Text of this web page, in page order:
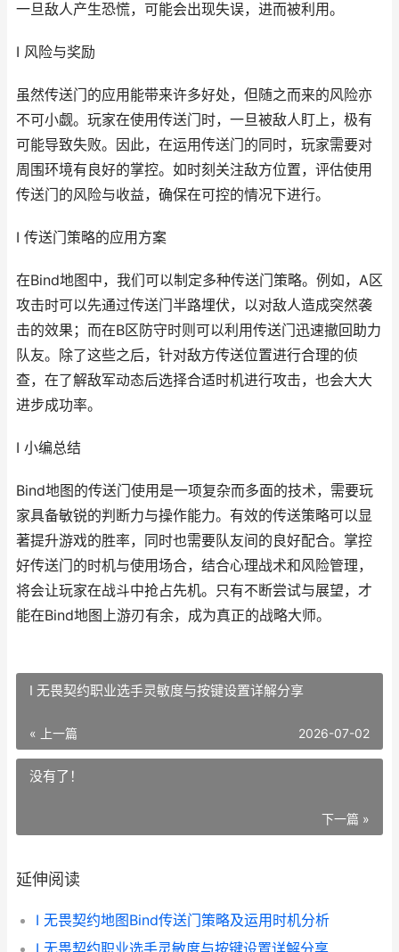
一旦敌人产生恐慌，可能会出现失误，进而被利用。
I 风险与奖励
虽然传送门的应用能带来许多好处，但随之而来的风险亦
不可小觑。玩家在使用传送门时，一旦被敌人盯上，极有
可能导致失败。因此，在运用传送门的同时，玩家需要对
周围环境有良好的掌控。如时刻关注敌方位置，评估使用
传送门的风险与收益，确保在可控的情况下进行。
I 传送门策略的应用方案
在Bind地图中，我们可以制定多种传送门策略。例如，A区
攻击时可以先通过传送门半路埋伏，以对敌人造成突然袭
击的效果；而在B区防守时则可以利用传送门迅速撤回助力
队友。除了这些之后，针对敌方传送位置进行合理的侦
查，在了解敌军动态后选择合适时机进行攻击，也会大大
进步成功率。
I 小编总结
Bind地图的传送门使用是一项复杂而多面的技术，需要玩
家具备敏锐的判断力与操作能力。有效的传送策略可以显
著提升游戏的胜率，同时也需要队友间的良好配合。掌控
好传送门的时机与使用场合，结合心理战术和风险管理，
将会让玩家在战斗中抢占先机。只有不断尝试与展望，才
能在Bind地图上游刃有余，成为真正的战略大师。
I 无畏契约职业选手灵敏度与按键设置详解分享
« 上一篇 2026-07-02
没有了！
下一篇 »
延伸阅读
I 无畏契约地图Bind传送门策略及运用时机分析
I 无畏契约职业选手灵敏度与按键设置详解分享